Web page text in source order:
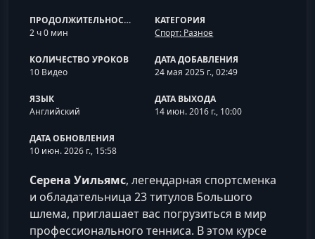
ПРОДОЛЖИТЕЛЬНОСТЬ
2 ч 0 мин
КАТЕГОРИЯ
Спорт: Разное
КОЛИЧЕСТВО УРОКОВ
10 Видео
ДАТА ДОБАВЛЕНИЯ
24 мая 2025 г., 02:49
ЯЗЫК
Английский
ДАТА ВЫХОДА
14 июн. 2016 г., 10:00
ДАТА ОБНОВЛЕНИЯ
10 июн. 2026 г., 15:58
Серена Уильямс, легендарная спортсменка
и обладательница 23 титулов Большого
шлема, приглашает вас погрузиться в мир
профессионального тенниса. В этом курсе